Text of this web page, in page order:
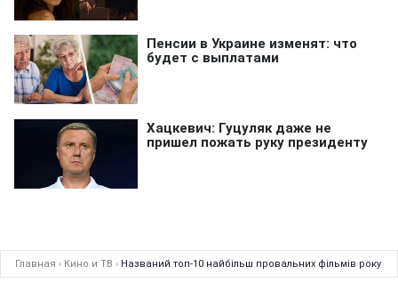
Главная › Кино и ТВ › Названий топ-10 найбільш провальних фільмів року